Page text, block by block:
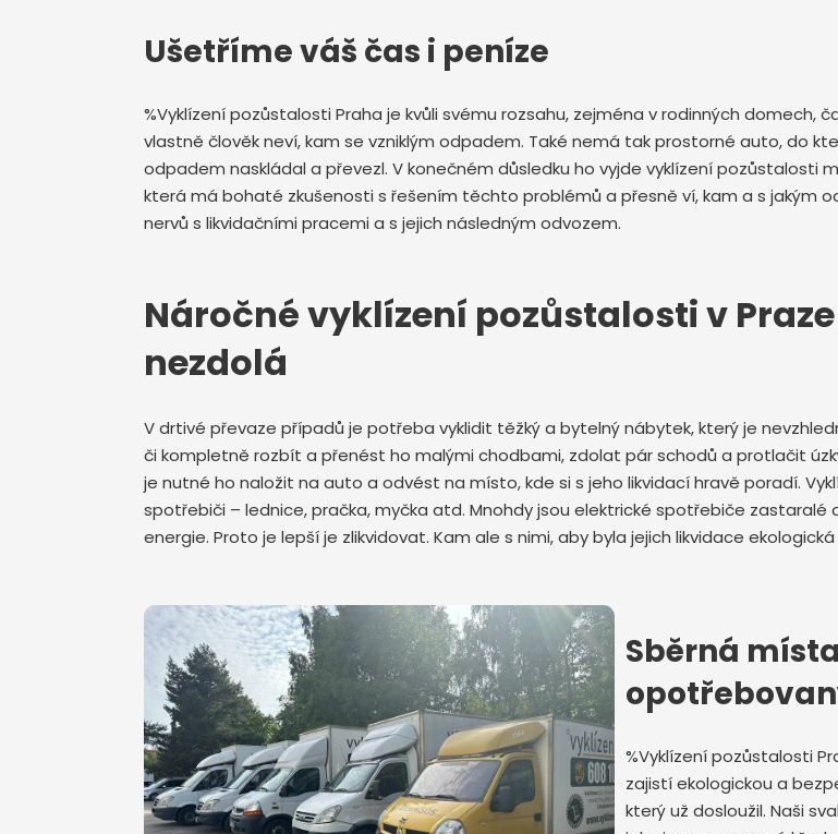
Ušetříme váš čas i peníze
%Vyklízení pozůstalosti Praha je kvůli svému rozsahu, zejména v rodinných
vlastně člověk neví, kam se vzniklým odpadem. Také nemá tak prostorné auto, do
odpadem naskládal a převezl. V konečném důsledku ho vyjde vyklízení pozůstalosti
která má bohaté zkušenosti s řešením těchto problémů a přesně ví, kam a s jakým
nervů s likvidačními pracemi a s jejich následným odvozem.
Náročné vyklízení pozůstalosti v
nezdolá
V drtivé převaze případů je potřeba vyklidit těžký a bytelný nábytek, který je
či kompletně rozbít a přenést ho malými chodbami, zdolat pár schodů a protlačit
je nutné ho naložit na auto a odvést na místo, kde si s jeho likvidací hravě poradí.
spotřebiči – lednice, pračka, myčka atd. Mnohdy jsou elektrické spotřebiče
energie. Proto je lepší je zlikvidovat. Kam ale s nimi, aby byla jejich likvidace
Sběrná
%Vyklízení pozůstalosti
zajistí ekologickou a
který už dosloužil. Naši